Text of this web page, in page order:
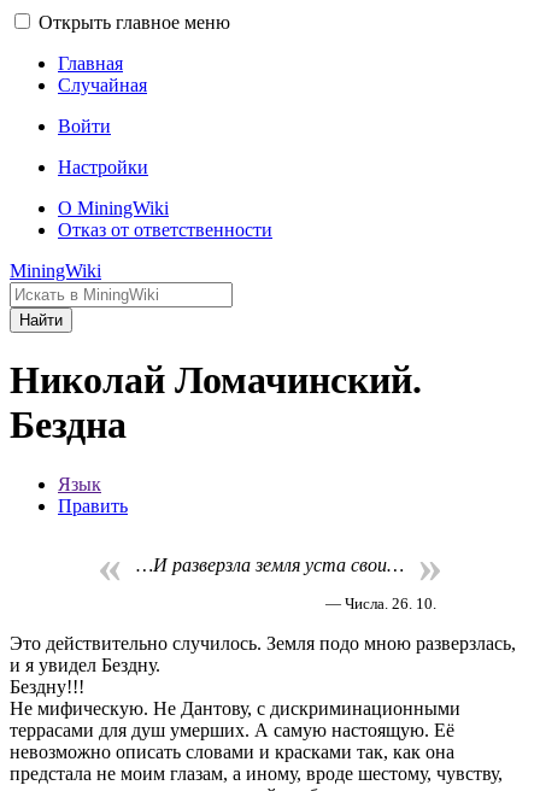
Открыть главное меню
Главная
Случайная
Войти
Настройки
О MiningWiki
Отказ от ответственности
MiningWiki
Найти
Николай Ломачинский.
Бездна
Язык
Править
« …И разверзла земля уста свои… »
— Числа. 26. 10.
Это действительно случилось. Земля подо мною разверзлась,
и я увидел Бездну.
Бездну!!!
Не мифическую. Не Дантову, с дискриминационными
террасами для душ умерших. А самую настоящую. Её
невозможно описать словами и красками так, как она
предстала не моим глазам, а иному, вроде шестому, чувству,